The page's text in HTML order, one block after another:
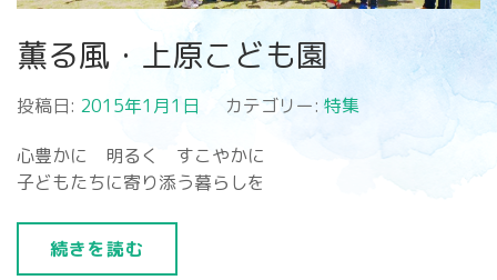
薫る風・上原こども園
投稿日: 2015年1月1日 カテゴリー: 特集
心豊かに 明るく すこやかに
子どもたちに寄り添う暮らしを
続きを読む